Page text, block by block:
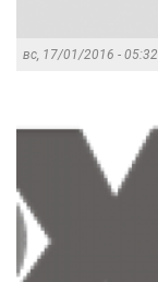
вс, 17/01/2016 - 05:32